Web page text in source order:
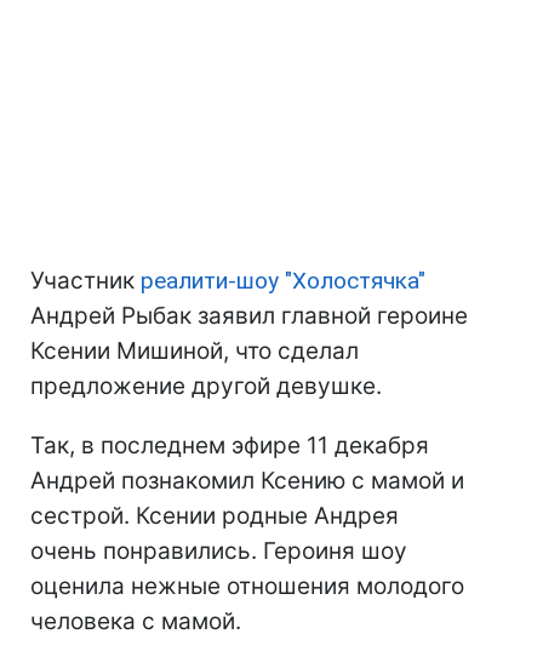
Участник реалити-шоу "Холостячка"
Андрей Рыбак заявил главной героине
Ксении Мишиной, что сделал
предложение другой девушке.
Так, в последнем эфире 11 декабря
Андрей познакомил Ксению с мамой и
сестрой. Ксении родные Андрея
очень понравились. Героиня шоу
оценила нежные отношения молодого
человека с мамой.